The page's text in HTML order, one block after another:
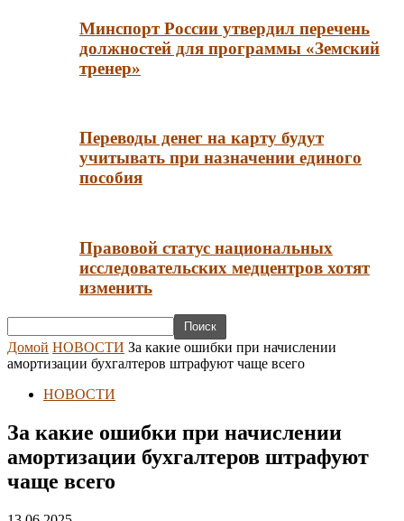
Минспорт России утвердил перечень
должностей для программы «Земский
тренер»
Переводы денег на карту будут
учитывать при назначении единого
пособия
Правовой статус национальных
исследовательских медцентров хотят
изменить
Домой НОВОСТИ За какие ошибки при начислении
амортизации бухгалтеров штрафуют чаще всего
НОВОСТИ
За какие ошибки при начислении
амортизации бухгалтеров штрафуют
чаще всего